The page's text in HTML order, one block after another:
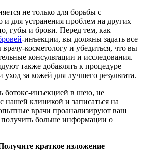
не только для борьбы с
для устранения проблем на других
губы и брови. Перед тем, как
-инъекции, вы должны задать все
косметологу и убедиться, что вы
консультации и исследования.
также добавлять к процедуре
за кожей для лучшего результата.
ботокс-инъекцией в шею, не
с нашей клиникой и записаться на
врачи проанализируют ваш
больше информации о
краткое изложение